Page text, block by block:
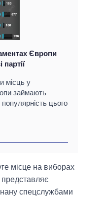
Європи
місць у
займають
популярність цього
місце на виборах
спецслужбами